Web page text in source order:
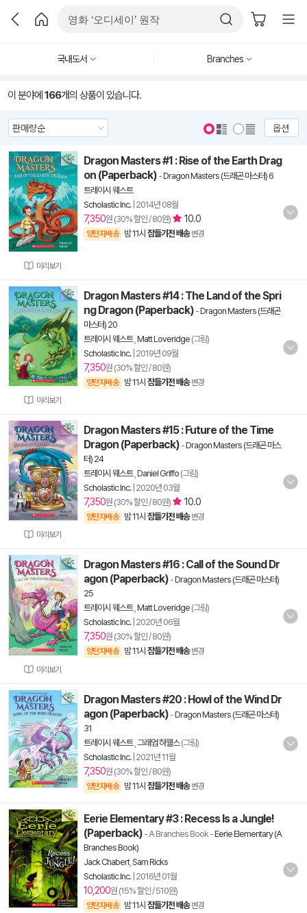
국내도서 Branches
이 분야에 166개의 상품이 있습니다.
옵션
미리보기
Dragon Masters #1 : Rise of the Earth Drag
on (Paperback) -Dragon Masters (드래곤 마스터) 6
트레이시 웨스트
Scholastic Inc.| 2014년 08월
7,350원 (30% 할인 / 80원) 10.0
양탄자배송 밤 11시 잠들기전 배송 변경
미리보기
Dragon Masters #14 : The Land of the Spri
ng Dragon (Paperback) -Dragon Masters (드래곤
마스터) 20
트레이시 웨스트, Matt Loveridge (그림)
Scholastic Inc.| 2019년 09월
7,350원 (30% 할인 / 80원)
양탄자배송 밤 11시 잠들기전 배송 변경
미리보기
Dragon Masters #15 : Future of the Time
Dragon (Paperback) -Dragon Masters (드래곤 마스
터) 24
트레이시 웨스트, Daniel Griffo (그림)
Scholastic Inc.| 2020년 03월
7,350원 (30% 할인 / 80원) 10.0
양탄자배송 밤 11시 잠들기전 배송 변경
미리보기
Dragon Masters #16 : Call of the Sound Dr
agon (Paperback) -Dragon Masters (드래곤 마스터)
25
트레이시 웨스트, Matt Loveridge (그림)
Scholastic Inc.| 2020년 06월
7,350원 (30% 할인 / 80원)
양탄자배송 밤 11시 잠들기전 배송 변경
Dragon Masters #20 : Howl of the Wind Dr
agon (Paperback) -Dragon Masters (드래곤 마스터)
31
트레이시 웨스트, 그래엄 하웰스(그림)
Scholastic Inc.| 2021년 11월
7,350원 (30% 할인 / 80원)
양탄자배송 밤 11시 잠들기전 배송 변경
Eerie Elementary #3 : Recess Is a Jungle!
(Paperback) - A Branches Book-Eerie Elementary (A
Branches Book)
Jack Chabert, Sam Ricks
Scholastic Inc.| 2016년 01월
10,200원 (15% 할인 / 510원)
양탄자배송 밤 11시 잠들기전 배송 변경